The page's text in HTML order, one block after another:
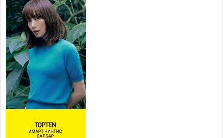
хувийн хэвшлийн түншлэлийн хүрээнд хамтран
ажиллахыг урьж байна
2026 оны 7 сар 22 / 9 цаг 28 минут
Б.Пүрэвдагва: “Урт цагаан”-ыг
залуучууд чөлөөт цагаа
өнгөрүүлдэг, жуулчид зорьж
ирдэг цэг болгоно
2026 оны 7 сар 21 / 16 цаг 47 минут
Тусгай замын автобус /BRT/ төслийн удирдах
хорооны ээлжит хуралдаан боллоо
Ерөнхий сайд Н.Учрал БНХАУ-аас Монгол Улсад